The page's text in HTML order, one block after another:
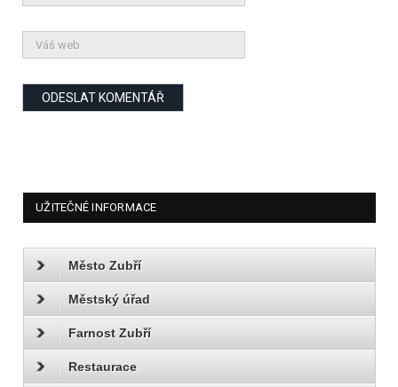
UŽITEČNÉ INFORMACE
Město Zubří
Městský úřad
Farnost Zubří
Restaurace